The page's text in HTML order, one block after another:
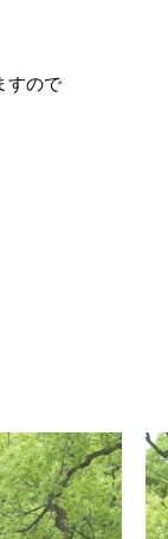
すので